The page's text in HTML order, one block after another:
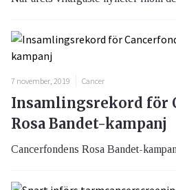
7 november, 2019 Cancer
Insamlingsrekord för
Rosa Bandet-kampanj